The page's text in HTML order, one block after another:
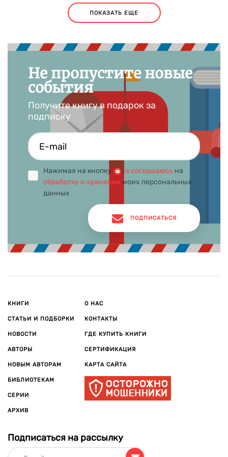
ПОКАЗАТЬ ЕЩЕ
Не пропустите новые
события
Получите книгу в подарок за
подписку
Нажимая на кнопку , я соглашаюсь на
обработку и хранение моих персональных
данных
ПОДПИСАТЬСЯ
КНИГИ
СТАТЬИ И ПОДБОРКИ
НОВОСТИ
АВТОРЫ
НОВЫМ АВТОРАМ
БИБЛИОТЕКАМ
СЕРИИ
АРХИВ
О НАС
КОНТАКТЫ
ГДЕ КУПИТЬ КНИГИ
СЕРТИФИКАЦИЯ
КАРТА САЙТА
Подписаться на рассылку